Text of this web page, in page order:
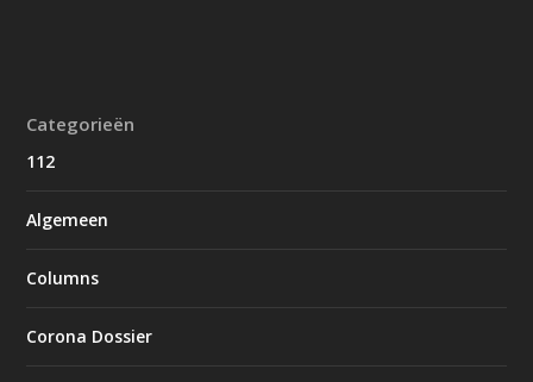
Categorieën
112
Algemeen
Columns
Corona Dossier